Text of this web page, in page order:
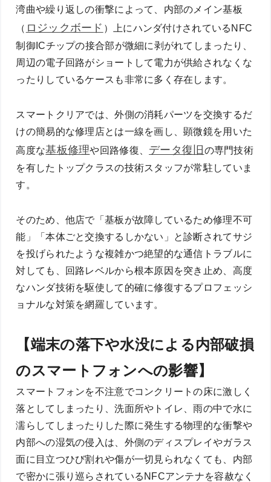
湾曲や繰り返しの衝撃によって、内部のメイン基板
（ ロジックボード ）上にハンダ付けされているNFC
制御ICチップの接合部が微細に剥がれてしまったり、
周辺の電子回路がショートして電力が供給されなくな
ったりしているケースも非常に多く存在します。
スマートクリアでは、外側の消耗パーツを交換するだ
けの簡易的な修理店とは一線を画し、顕微鏡を用いた
高度な基板修理や回路修復、 データ復旧 の専門技術
を有したトップクラスの技術スタッフが常駐していま
す。
そのため、他店で「基板が故障しているため修理不可
能」「本体ごと交換するしかない」と診断されてサジ
を投げられたような複雑かつ絶望的な通信トラブルに
対しても、回路レベルから根本原因を突き止め、高度
なハンダ技術を駆使して的確に修復するプロフェッシ
ョナルな対策を網羅しています。
【端末の落下や水没による内部破損
のスマートフォンへの影響】
スマートフォンを不注意でコンクリートの床に激しく
落としてしまったり、洗面所やトイレ、雨の中で水に
濡らしてしまったりした際に発生する物理的な衝撃や
内部への湿気の侵入は、外側のディスプレイやガラス
面に目立つひび割れや傷が一切見られなくても、内部
で密かに張り巡らされているNFCアンテナを容赦なく